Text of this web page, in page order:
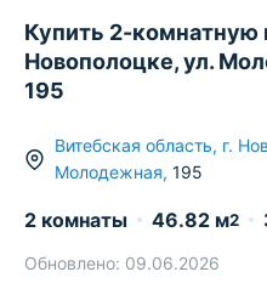
Купить 2-комнатную
Новополоцке, ул.
195
Витебская область, г.
Молодежная, 195
2 комнаты 46.82 м2
Обновлено: 09.06.2026